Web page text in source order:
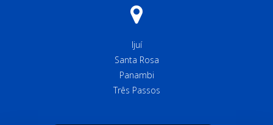
Ijuí
Santa Rosa
Panambi
Três Passos